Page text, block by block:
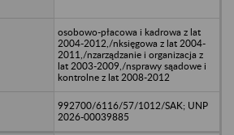
osobowo-płacowa i kadrowa z lat
2004-2012,/nksięgowa z lat 2004-
2011,/nzarządzanie i organizacja z
lat 2003-2009,/nsprawy sąadowe i
kontrolne z lat 2008-2012
992700/6116/57/1012/SAK; UNP
2026-00039885